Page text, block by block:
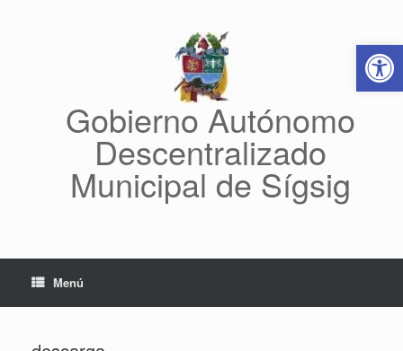
Abrir
Gobierno Autónomo
Descentralizado
Municipal de Sígsig
Menú